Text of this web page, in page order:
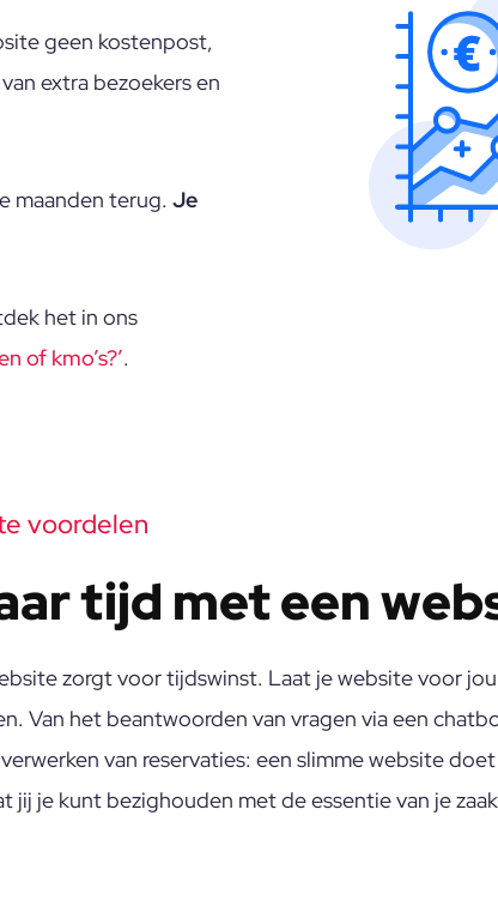
geen kostenpost,
extra bezoekers en
maanden terug. Je
het in ons
of kmo’s?’​.
voordelen
tijd met een
zorgt voor tijdswinst. Laat je website voor
Van het beantwoorden van vragen via een
van reservaties: een slimme website
jij je kunt bezighouden met de essentie van je